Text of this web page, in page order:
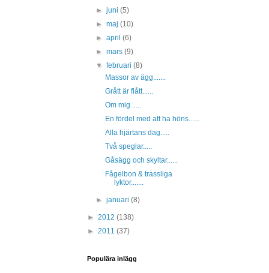
►juni(5)
►maj(10)
►april(6)
►mars(9)
▼februari(8)
Massor av ägg.......
Grått är flått......
Om mig......
En fördel med att ha höns......
Alla hjärtans dag.....
Två speglar.....
Gåsägg och skyltar......
Fågelbon & trassliga
lyktor.......
►januari(8)
► 2012 (138)
► 2011 (37)
Populära inlägg